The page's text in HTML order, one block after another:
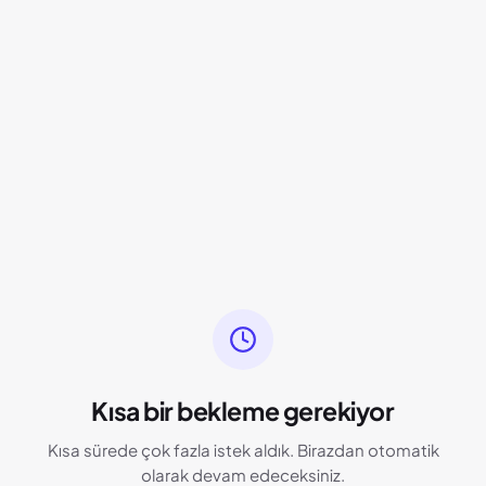
Kısa bir bekleme gerekiyor
Kısa sürede çok fazla istek aldık. Birazdan otomatik
olarak devam edeceksiniz.